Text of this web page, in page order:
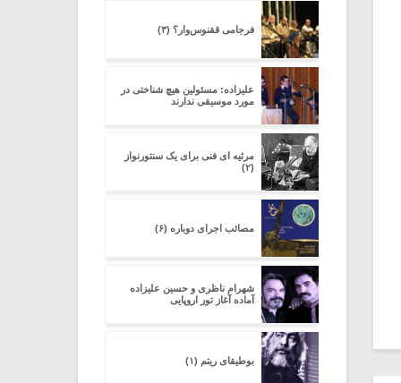
فرجامی ققنوس‌وار؟ (۳)
علیزاده: مسئولین هیچ شناختی در
مورد موسیقی ندارند
مرثیه ای فنی برای یک سنتورنواز
(۲)
مصائب اجرای دوباره (۶)
شهرام ناظری و حسین علیزاده
آماده آغاز تور اروپایی
بوطیقای ریتم (۱)